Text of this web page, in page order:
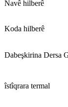
Navê hilberê
Koda hilberê
Dabeşkirina Dersa
îstîqrara termal